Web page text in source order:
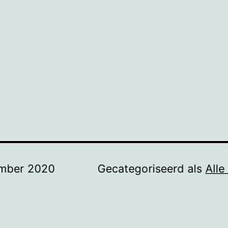
2020
Gecategoriseerd als Alle